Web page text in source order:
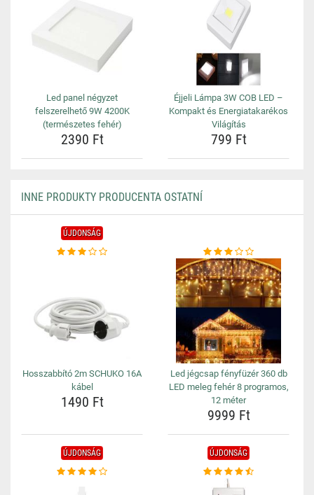
Led panel négyzet
felszerelhető 9W 4200K
(természetes fehér)
2390 Ft
Éjjeli Lámpa 3W COB LED –
Kompakt és Energiatakarékos
Világítás
799 Ft
INNE PRODUKTY PRODUCENTA OSTATNÍ
ÚJDONSÁG
Hosszabbító 2m SCHUKO 16A
kábel
1490 Ft
Led jégcsap fényfüzér 360 db
LED meleg fehér 8 programos,
12 méter
9999 Ft
ÚJDONSÁG ÚJDONSÁG